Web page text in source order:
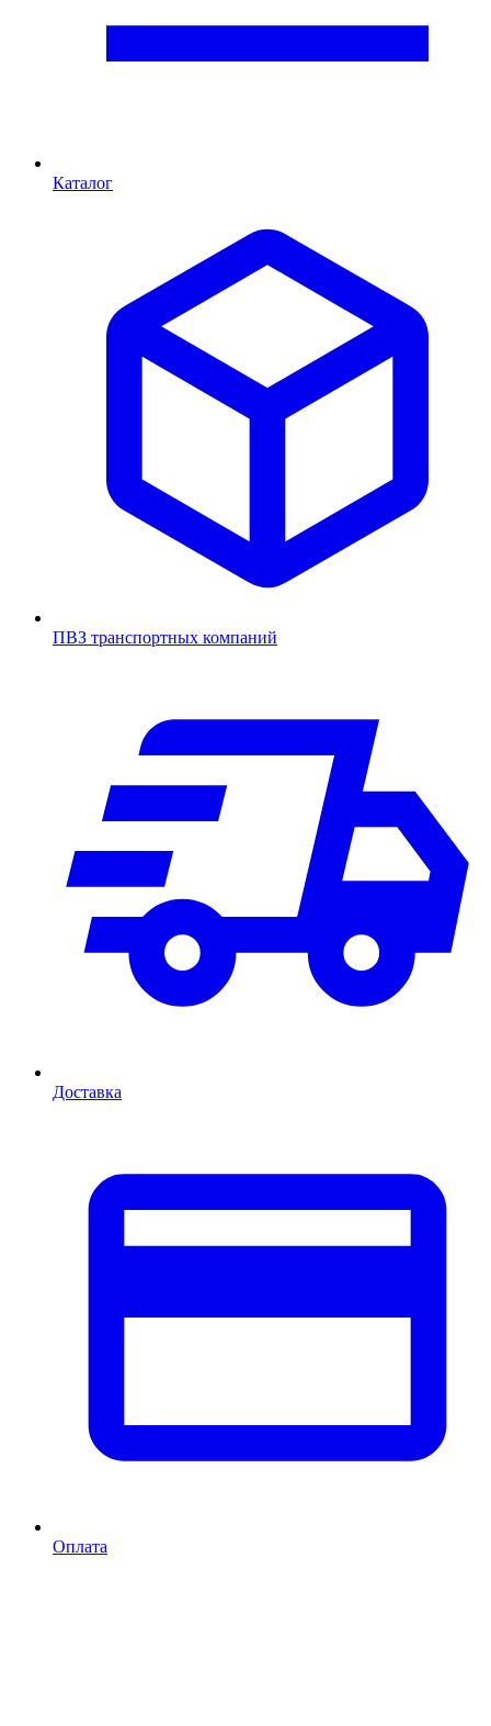
Каталог
ПВЗ транспортных компаний
Доставка
Оплата